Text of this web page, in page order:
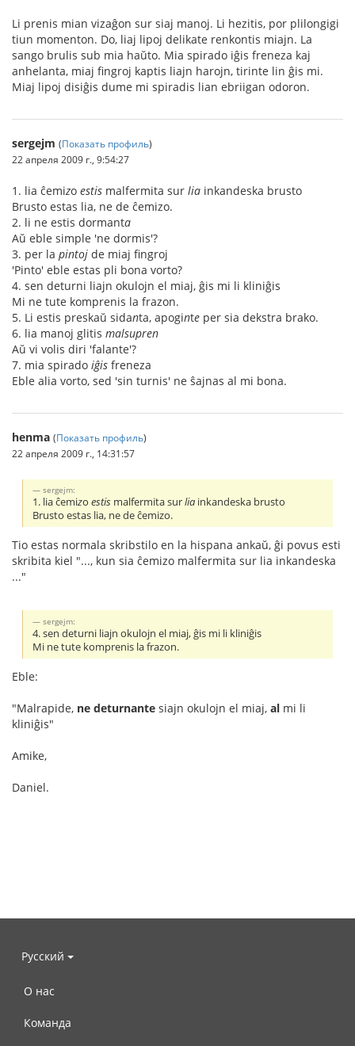
Li prenis mian vizaĝon sur siaj manoj. Li hezitis, por plilongigi
tiun momenton. Do, liaj lipoj delikate renkontis miajn. La
sango brulis sub mia haŭto. Mia spirado iĝis freneza kaj
anhelanta, miaj fingroj kaptis liajn harojn, tirinte lin ĝis mi.
Miaj lipoj disiĝis dume mi spiradis lian ebriigan odoron.
sergejm (Показать профиль)
22 апреля 2009 г., 9:54:27
1. lia ĉemizo estis malfermita sur lia inkandeska brusto
Brusto estas lia, ne de ĉemizo.
2. li ne estis dormanta
Aŭ eble simple 'ne dormis'?
3. per la pintoj de miaj fingroj
'Pinto' eble estas pli bona vorto?
4. sen deturni liajn okulojn el miaj, ĝis mi li kliniĝis
Mi ne tute komprenis la frazon.
5. Li estis preskaŭ sidanta, apoginte per sia dekstra brako.
6. lia manoj glitis malsupren
Aŭ vi volis diri 'falante'?
7. mia spirado iĝis freneza
Eble alia vorto, sed 'sin turnis' ne ŝajnas al mi bona.
henma (Показать профиль)
22 апреля 2009 г., 14:31:57
sergejm:
1. lia ĉemizoestis malfermita surlia inkandeska brusto
Brusto estas lia, ne de ĉemizo.
Tio estas normala skribstilo en la hispana ankaŭ, ĝi povus esti
skribita kiel "..., kun sia ĉemizo malfermita sur lia inkandeska
..."
sergejm:
4. sen deturni liajn okulojn el miaj, ĝis mi li kliniĝis
Mi ne tute komprenis la frazon.
Eble:
"Malrapide, ne deturnante siajn okulojn el miaj, al mi li
kliniĝis"
Amike,
Daniel.
Русский
О нас
Команда